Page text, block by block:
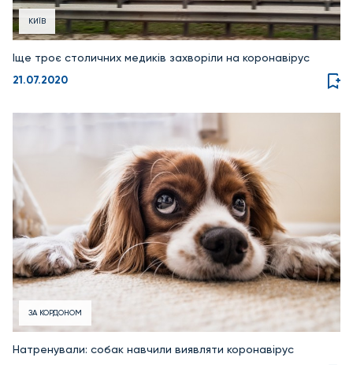
КИЇВ
Іще троє столичних медиків захворіли на коронавірус
21.07.2020
ЗА КОРДОНОМ
Натренували: собак навчили виявляти коронавірус